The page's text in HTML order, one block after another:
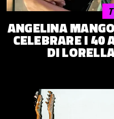
ANGELINA
CELEBRARE I 40
DI